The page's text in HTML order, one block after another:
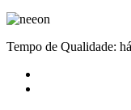
Tempo de Qualidade: